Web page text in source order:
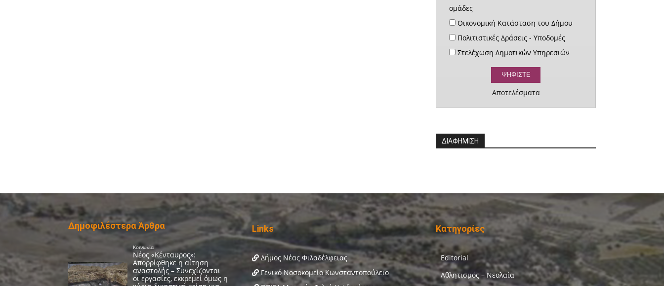
ομάδες
Οικονομική Κατάσταση του Δήμου
Πολιτιστικές Δράσεις - Υποδομές
Στελέχωση Δημοτικών Υπηρεσιών
Αποτελέσματα
ΔΙΑΦΗΜΙΣΗ
Δημοφιλέστερα Άρθρα Links
Δήμος Νέας Φιλαδέλφειας
Γενικό Νοσοκομείο Κωνσταντοπούλειο
Κατηγορίες
Editorial
Αθλητισμός – Νεολαία